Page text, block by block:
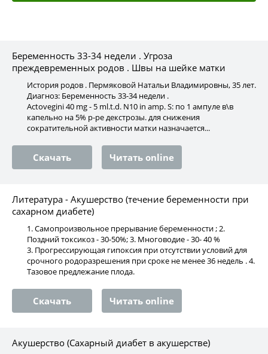
Беременность 33-34 недели . Угроза
преждевременных родов . Швы на шейке матки
История родов . Пермяковой Натальи Владимировны, 35 лет.
Диагноз: Беременность 33-34 недели .
Actovegini 40 mg - 5 ml.t.d. N10 in amp. S: по 1 ампуле в\в
капельно на 5% р-ре декстрозы. для снижения
сократительной активности матки назначается...
Скачать Читать online
Литература - Акушерство (течение беременности при
сахарном диабете)
1. Самопроизвольное прерывание беременности ; 2.
Поздний токсикоз - 30-50%; 3. Многоводие - 30- 40 %
3. Прогрессирующая гипоксия при отсутствии условий для
срочного родоразрешения при сроке не менее 36 недель . 4.
Тазовое предлежание плода.
Скачать Читать online
Акушерство (Сахарный диабет в акушерстве)